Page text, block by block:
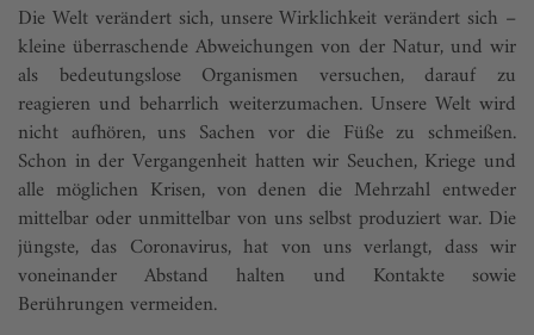
Die Welt verändert sich, unsere Wirklichkeit verändert sich –
kleine überraschende Abweichungen von der Natur, und wir
als bedeutungslose Organismen versuchen, darauf zu
reagieren und beharrlich weiterzumachen. Unsere Welt wird
nicht aufhören, uns Sachen vor die Füße zu schmeißen.
Schon in der Vergangenheit hatten wir Seuchen, Kriege und
alle möglichen Krisen, von denen die Mehrzahl entweder
mittelbar oder unmittelbar von uns selbst produziert war. Die
jüngste, das Coronavirus, hat von uns verlangt, dass wir
voneinander Abstand halten und Kontakte sowie
Berührungen vermeiden.